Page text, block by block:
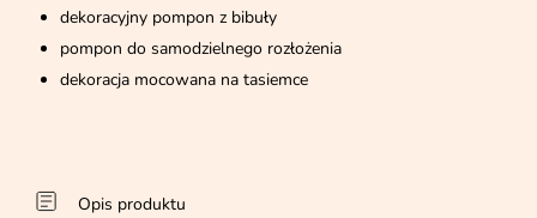
dekoracyjny pompon z bibuły
pompon do samodzielnego rozłożenia
dekoracja mocowana na tasiemce
Opis produktu